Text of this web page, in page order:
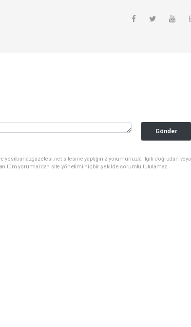
Gönder
yesilbanazgazetesi.net sitesine yaptığınız yorumunuzla ilgili doğrudan veya
tüm yorumlardan site yönetimi hiçbir şekilde sorumlu tutulamaz.